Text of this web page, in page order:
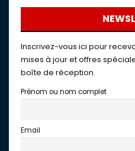
Inscrivez-vous ici pour
mises à jour et offres
boîte de réception.
Prénom ou nom complet
Email